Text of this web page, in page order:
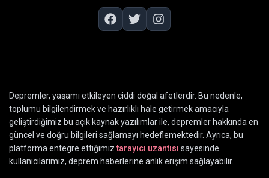
Depremler, yaşamı etkileyen ciddi doğal afetlerdir. Bu nedenle,
toplumu bilgilendirmek ve hazırlıklı hale getirmek amacıyla
geliştirdiğimiz bu açık kaynak yazılımlar ile, depremler hakkında en
güncel ve doğru bilgileri sağlamayı hedeflemektedir. Ayrıca, bu
platforma entegre ettiğimiz tarayıcı uzantısı sayesinde
kullanıcılarımız, deprem haberlerine anlık erişim sağlayabilir.